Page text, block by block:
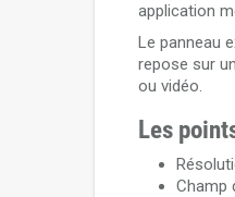
application
Le panneau
repose sur
ou vidéo.
Les
Champ